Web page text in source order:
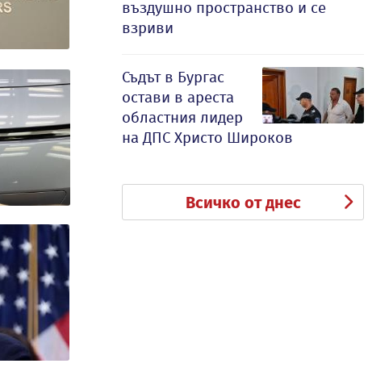
въздушно пространство и се
взриви
Съдът в Бургас
остави в ареста
областния лидер
на ДПС Христо Широков
Всичко от днес